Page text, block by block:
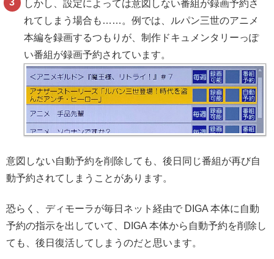
しかし、設定によっては意図しない番組が録画予約さ
れてしまう場合も……。例では、ルパン三世のアニメ
本編を録画するつもりが、制作ドキュメンタリーっぽ
い番組が録画予約されています。
意図しない自動予約を削除しても、後日同じ番組が再び自
動予約されてしまうことがあります。
恐らく、ディモーラが毎日ネット経由で DIGA 本体に自動
予約の指示を出していて、DIGA 本体から自動予約を削除し
ても、後日復活してしまうのだと思います。